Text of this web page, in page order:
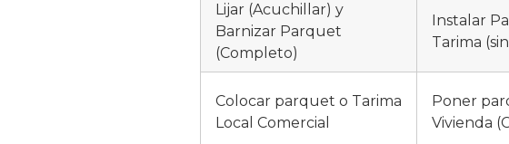
Lijar (Acuchillar) y
Barnizar Parquet
(Completo)
Instalar
Tarima
Colocar parquet o Tarima
Local Comercial
Poner
Vivienda